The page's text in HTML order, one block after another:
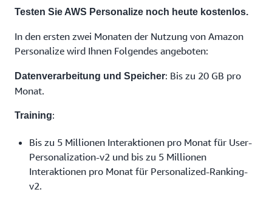
Testen Sie AWS Personalize noch heute kostenlos.
In den ersten zwei Monaten der Nutzung von Amazon
Personalize wird Ihnen Folgendes angeboten:
Datenverarbeitung und Speicher: Bis zu 20 GB pro
Monat.
Training:
Bis zu 5 Millionen Interaktionen pro Monat für User-
Personalization-v2 und bis zu 5 Millionen
Interaktionen pro Monat für Personalized-Ranking-
v2.